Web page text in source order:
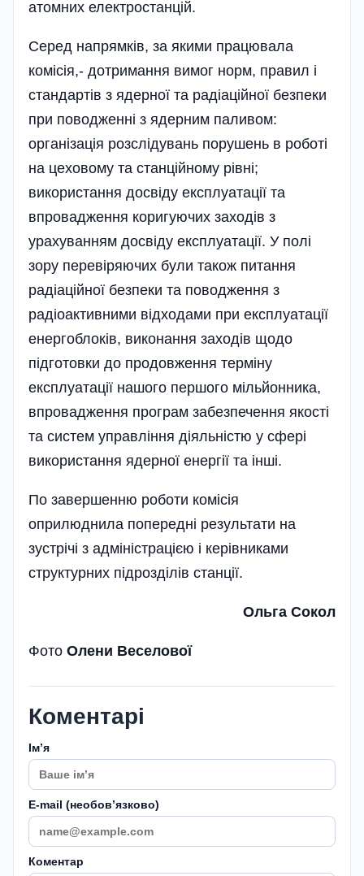
атомних електростанцій.
Серед напрямків, за якими працювала
комісія,- дотримання вимог норм, правил і
стандартів з ядерної та радіаційної безпеки
при поводженні з ядерним паливом:
організація розслідувань порушень в роботі
на цеховому та станційному рівні;
використання досвіду експлуатації та
впровадження коригуючих заходів з
урахуванням досвіду експлуатації. У полі
зору перевіряючих були також питання
радіаційної безпеки та поводження з
радіоактивними відходами при експлуатації
енергоблоків, виконання заходів щодо
підготовки до продовження терміну
експлуатації нашого першого мільйонника,
впровадження програм забезпечення якості
та систем управління діяльністю у сфері
використання ядерної енергії та інші.
По завершенню роботи комісія
оприлюднила попередні результати на
зустрічі з адміністрацією і керівниками
структурних підрозділів станції.
Ольга Сокол
Фото Олени Веселової
Коментарі
Імʼя
E-mail (необовʼязково)
Коментар